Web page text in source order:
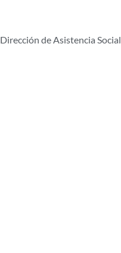
Dirección de Asistencia Social